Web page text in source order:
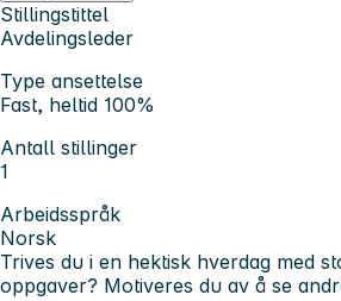
Stillingstittel
Avdelingsleder
Type ansettelse
Fast, heltid 100%
Antall stillinger
1
Arbeidsspråk
Norsk
Trives du i en hektisk hverdag med
oppgaver? Motiveres du av å se